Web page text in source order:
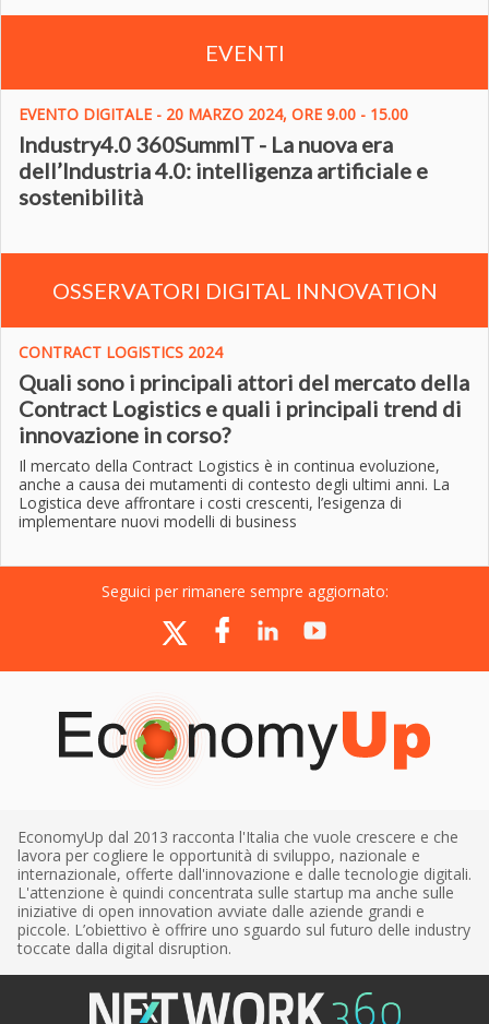
EVENTI
EVENTO DIGITALE - 20 MARZO 2024, ORE 9.00 - 15.00
Industry4.0 360SummIT - La nuova era
dell’Industria 4.0: intelligenza artificiale e
sostenibilità
OSSERVATORI DIGITAL INNOVATION
CONTRACT LOGISTICS 2024
Quali sono i principali attori del mercato della
Contract Logistics e quali i principali trend di
innovazione in corso?
Il mercato della Contract Logistics è in continua evoluzione,
anche a causa dei mutamenti di contesto degli ultimi anni. La
Logistica deve affrontare i costi crescenti, l’esigenza di
implementare nuovi modelli di business
Seguici per rimanere sempre aggiornato:
EconomyUp dal 2013 racconta l'Italia che vuole crescere e che
lavora per cogliere le opportunità di sviluppo, nazionale e
internazionale, offerte dall'innovazione e dalle tecnologie digitali.
L'attenzione è quindi concentrata sulle startup ma anche sulle
iniziative di open innovation avviate dalle aziende grandi e
piccole. L’obiettivo è offrire uno sguardo sul futuro delle industry
toccate dalla digital disruption.